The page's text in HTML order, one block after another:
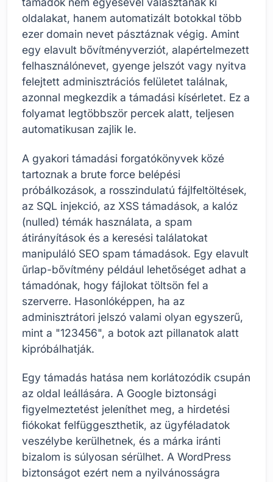
oldalakat, hanem automatizált botokkal több
ezer domain nevet pásztáznak végig. Amint
egy elavult bővítményverziót, alapértelmezett
felhasználónevet, gyenge jelszót vagy nyitva
felejtett adminisztrációs felületet találnak,
azonnal megkezdik a támadási kísérletet. Ez a
folyamat legtöbbször percek alatt, teljesen
automatikusan zajlik le.
A gyakori támadási forgatókönyvek közé
tartoznak a brute force belépési
próbálkozások, a rosszindulatú fájlfeltöltések,
az SQL injekció, az XSS támadások, a kalóz
(nulled) témák használata, a spam
átirányítások és a keresési találatokat
manipuláló SEO spam támadások. Egy elavult
űrlap-bővítmény például lehetőséget adhat a
támadónak, hogy fájlokat töltsön fel a
szerverre. Hasonlóképpen, ha az
adminisztrátori jelszó valami olyan egyszerű,
mint a "123456", a botok azt pillanatok alatt
kipróbálhatják.
Egy támadás hatása nem korlátozódik csupán
az oldal leállására. A Google biztonsági
figyelmeztetést jeleníthet meg, a hirdetési
fiókokat felfüggeszthetik, az ügyféladatok
veszélybe kerülhetnek, és a márka iránti
bizalom is súlyosan sérülhet. A WordPress
biztonságot ezért nem a nyilvánosságra